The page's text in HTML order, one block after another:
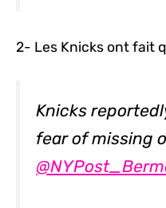
2- Les Knicks ont fait
Knicks
fear of missing